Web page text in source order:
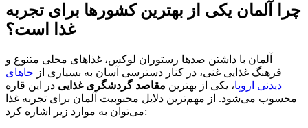
چرا آلمان یکی از بهترین کشورها برای تجربه
غذا است؟
آلمان با داشتن صدها رستوران لوکس، غذاهای محلی متنوع و
فرهنگ غذایی غنی، در کنار دسترسی آسان به بسیاری از جاهای
دیدنی اروپا، یکی از بهترین مقاصد گردشگری غذایی در این قاره
محسوب می‌شود. از مهم‌ترین دلایل محبوبیت آلمان برای تجربه غذا
می‌توان به موارد زیر اشاره کرد: